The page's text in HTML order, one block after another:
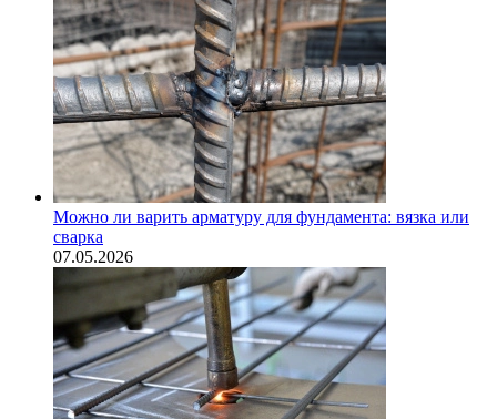
Можно ли варить арматуру для фундамента: вязка или
сварка
07.05.2026